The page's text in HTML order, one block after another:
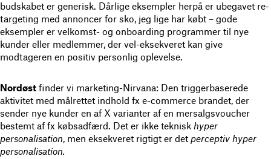
budskabet er generisk. Dårlige eksempler herpå er ubegavet re-
targeting med annoncer for sko, jeg lige har købt – gode
eksempler er velkomst- og onboarding programmer til nye
kunder eller medlemmer, der vel-eksekveret kan give
modtageren en positiv personlig oplevelse.
Nordøst finder vi marketing-Nirvana: Den triggerbaserede
aktivitet med målrettet indhold fx e-commerce brandet, der
sender nye kunder en af X varianter af en mersalgsvoucher
bestemt af fx købsadfærd. Det er ikke teknisk hyper
personalisation, men eksekveret rigtigt er det perceptiv hyper
personalisation.